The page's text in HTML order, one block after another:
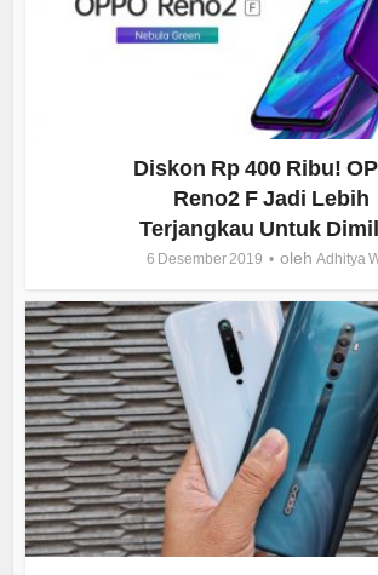
Diskon Rp 400 Ribu!
Reno2 F Jadi Lebih
Terjangkau Untuk
6 Desember 2019 oleh Adhitya